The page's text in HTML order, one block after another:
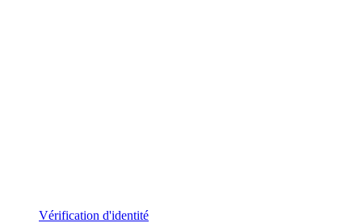
Vérification d'identité